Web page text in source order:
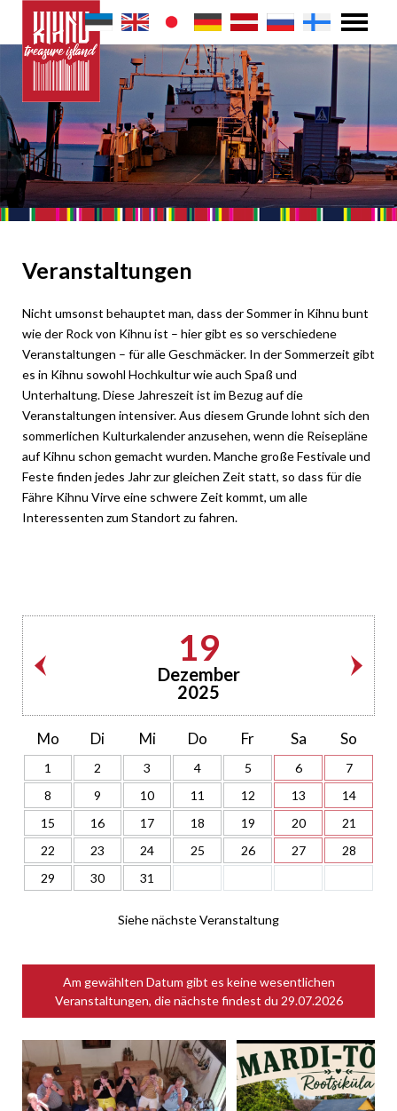
Veranstaltungen
Nicht umsonst behauptet man, dass der Sommer in Kihnu bunt
wie der Rock von Kihnu ist – hier gibt es so verschiedene
Veranstaltungen – für alle Geschmäcker. In der Sommerzeit gibt
es in Kihnu sowohl Hochkultur wie auch Spaß und
Unterhaltung. Diese Jahreszeit ist im Bezug auf die
Veranstaltungen intensiver. Aus diesem Grunde lohnt sich den
sommerlichen Kulturkalender anzusehen, wenn die Reisepläne
auf Kihnu schon gemacht wurden. Manche große Festivale und
Feste finden jedes Jahr zur gleichen Zeit statt, so dass für die
Fähre Kihnu Virve eine schwere Zeit kommt, um alle
Interessenten zum Standort zu fahren.
19
Dezember
2025
Mo Di Mi Do Fr Sa So
1 2 3 4 5 6
7
8
9 10 11 12 13
14
15
16 17 18 19 20
21
22
23 24 25 26 27
28
29
30 31
Siehe nächste Veranstaltung
Am gewählten Datum gibt es keine wesentlichen
Veranstaltungen, die nächste findest du 29.07.2026